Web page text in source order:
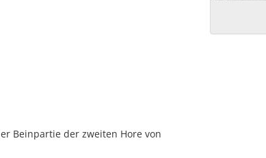
Beinpartie der zweiten Hore von